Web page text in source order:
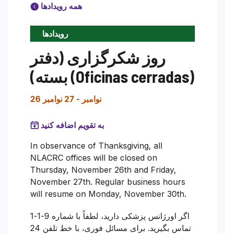
همه رویدادها
رویدادها
روز شکرگزاری (دفتر
بسته) (Oficinas cerradas)
26 نوامبر - 27 نوامبر
به تقویم اضافه کنید
In observance of Thanksgiving, all
NLACRC offices will be closed on
Thursday, November 26th and Friday,
November 27th. Regular business hours
will resume on Monday, November 30th.
اگر اورژانس پزشکی دارید، لطفاً با شماره 9-1-1
تماس بگیرید. برای مسائل فوری، با خط تلفن 24